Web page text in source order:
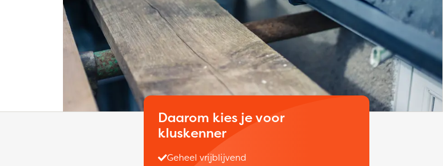
Daarom kies je voor
kluskenner
Geheel vrijblijvend